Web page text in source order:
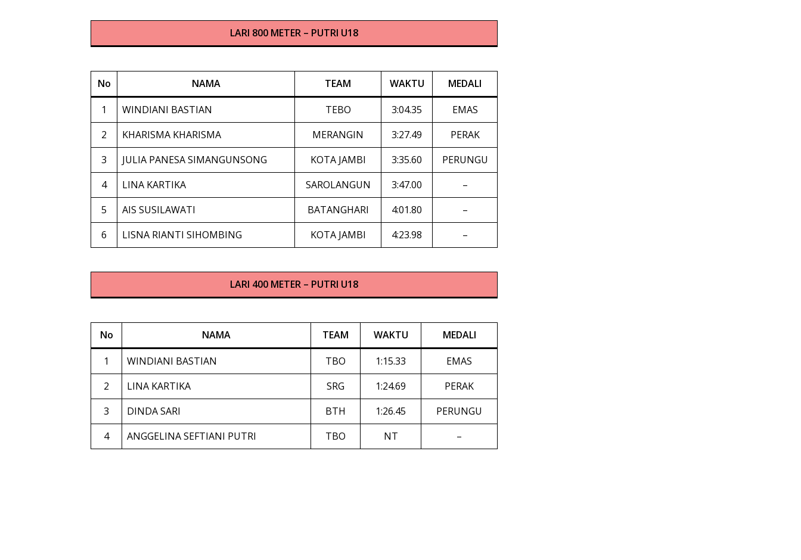
LARI 800 METER – PUTRI U18
No NAMA TEAM WAKTU
MEDALI
1
WINDIANI BASTIAN TEBO 3:04.35
EMAS
2
KHARISMA KHARISMA MERANGIN 3:27.49
PERAK
3
JULIA PANESA SIMANGUNSONG KOTA JAMBI 3:35.60
PERUNGU
4
LINA KARTIKA SAROLANGUN 3:47.00
–
5
AIS SUSILAWATI BATANGHARI 4:01.80
–
6
LISNA RIANTI SIHOMBING KOTA JAMBI 4:23.98 –
LARI 400 METER – PUTRI U18
No NAMA TEAM WAKTU
MEDALI
1
WINDIANI BASTIAN TBO 1:15.33
EMAS
2
LINA KARTIKA SRG 1:24.69
PERAK
3
DINDA SARI BTH 1:26.45
PERUNGU
4
ANGGELINA SEFTIANI PUTRI TBO NT –